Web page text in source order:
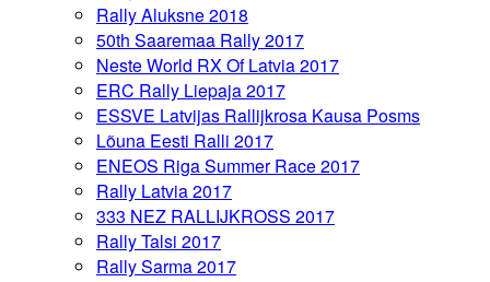
Rally Aluksne 2018
50th Saaremaa Rally 2017
Neste World RX Of Latvia 2017
ERC Rally Liepaja 2017
ESSVE Latvijas Rallijkrosa Kausa Posms
Lõuna Eesti Ralli 2017
ENEOS Riga Summer Race 2017
Rally Latvia 2017
333 NEZ RALLIJKROSS 2017
Rally Talsi 2017
Rally Sarma 2017